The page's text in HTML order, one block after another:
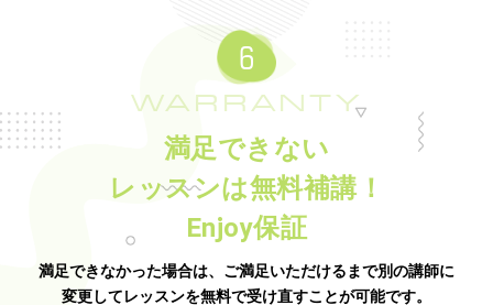
WARRANTY
満足できない
レッスンは無料補講！
Enjoy保証
満足できなかった場合は、ご満足いただけるまで別の講師に
変更してレッスンを無料で受け直すことが可能です。